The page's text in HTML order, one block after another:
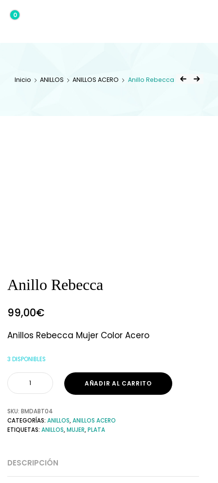
0,00€
0
Inicio ANILLOS ANILLOS ACERO Anillo Rebecca
Anillo Rebecca
99,00€
Anillos Rebecca Mujer Color Acero
3 DISPONIBLES
AÑADIR AL CARRITO
SKU: BMDABT04
CATEGORÍAS: ANILLOS,ANILLOS ACERO
ETIQUETAS: ANILLOS,MUJER,PLATA
DESCRIPCIÓN